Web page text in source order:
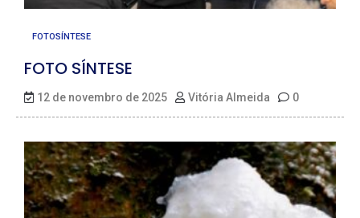
FOTOSÍNTESE
FOTO SÍNTESE
12 de novembro de 2025 Vitória Almeida 0